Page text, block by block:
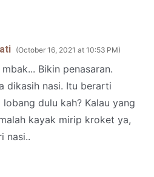
October 16, 2021 at 10:53 PM
Bikin penasaran.
dikasih nasi. Itu berarti
dulu kah? Kalau yang
kayak mirip kroket ya,
nasi..